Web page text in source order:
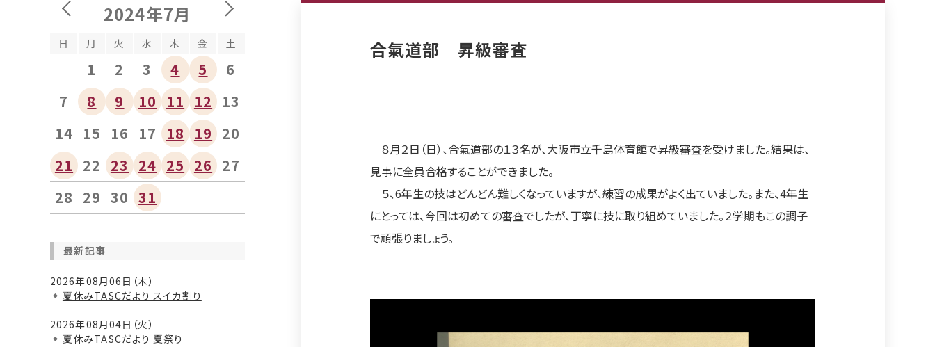
合氣道部 昇級審査
８月２日（日）、合氣道部の１３名が、大阪市立千島体育館で昇級審査を受けました。結果は、
見事に全員合格することができました。
５、6年生の技はどんどん難しくなっていますが、練習の成果がよく出ていました。また、4年生
にとっては、今回は初めての審査でしたが、丁寧に技に取り組めていました。２学期もこの調子
で頑張りましょう。
2024年7月
日 月 火 水 木 金 土
1 2 3 4 5
6
7
8 9 10 11 12
13
14 15 16 17 18 19 20
21 22 23 24 25 26 27
28 29 30 31
最新記事
2026年08月06日（木）
夏休みTASCだより スイカ割り
2026年08月04日（火）
夏休みTASCだより 夏祭り